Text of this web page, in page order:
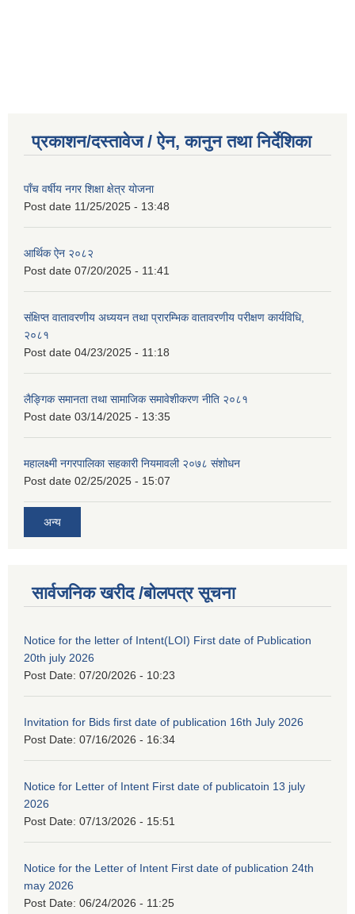
प्रकाशन/दस्तावेज / ऐन, कानुन तथा निर्देशिका
पाँच वर्षीय नगर शिक्षा क्षेत्र योजना
Post date 11/25/2025 - 13:48
आर्थिक ऐन २०८२
Post date 07/20/2025 - 11:41
संक्षिप्त वातावरणीय अध्ययन तथा प्रारम्भिक वातावरणीय परीक्षण कार्यविधि,
२०८१
Post date 04/23/2025 - 11:18
लैङ्गिक समानता तथा सामाजिक समावेशीकरण नीति २०८१
Post date 03/14/2025 - 13:35
महालक्ष्मी नगरपालिका सहकारी नियमावली २०७८ संशोधन
Post date 02/25/2025 - 15:07
अन्य
सार्वजनिक खरीद /बोलपत्र सूचना
Notice for the letter of Intent(LOI) First date of Publication
20th july 2026
Post Date: 07/20/2026 - 10:23
Invitation for Bids first date of publication 16th July 2026
Post Date: 07/16/2026 - 16:34
Notice for Letter of Intent First date of publicatoin 13 july
2026
Post Date: 07/13/2026 - 15:51
Notice for the Letter of Intent First date of publication 24th
may 2026
Post Date: 06/24/2026 - 11:25